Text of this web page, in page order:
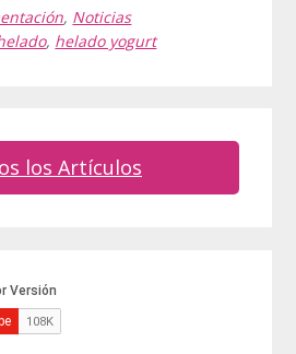
, Noticias
, helado yogurt
los Artículos